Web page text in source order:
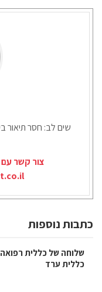
שים לב: חסר תיאור
צור קשר עם
כתבות נוספות
שלוחה של כללית
כללית ערד